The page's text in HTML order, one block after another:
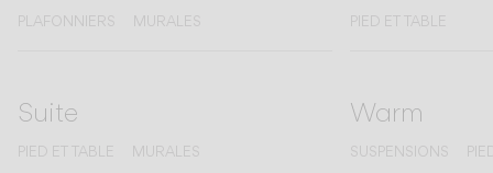
PLAFONNIERS MURALES PIED ET TABLE
Suite
PIED ET TABLE MURALES
Warm
SUSPENSIONS